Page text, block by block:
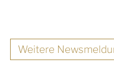
Weitere